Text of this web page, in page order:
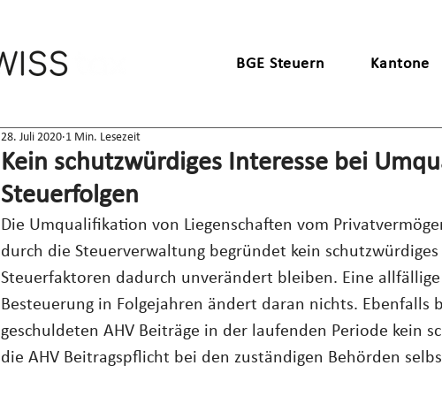
BGE Steuern Kantone
Kein schutzwürdiges Interesse bei
Steuerfolgen
28. Juli 2020 1 Min. Lesezeit
Die Umqualifikation von Liegenschaften vom
durch die Steuerverwaltung begründet kein
Steuerfaktoren dadurch unverändert bleiben. Eine
Besteuerung in Folgejahren ändert daran nichts. Ebenfalls
geschuldeten AHV Beiträge in der laufenden Periode kein
die AHV Beitragspflicht bei den zuständigen Behörden